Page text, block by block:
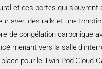
et des portes qui
avec des rails et une
de congélation carbonique
menant vers la salle
pour le Twin-Pod Cloud